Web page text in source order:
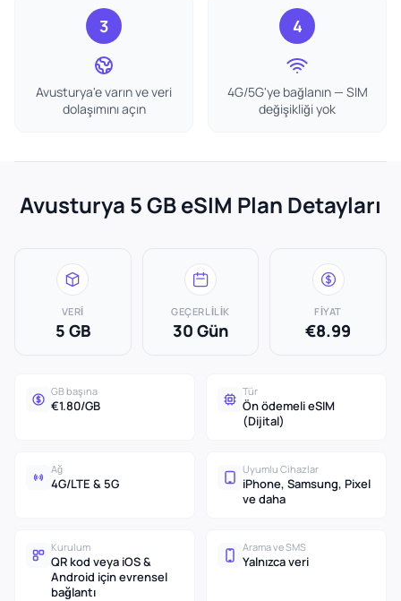
3
Avusturya'e varın ve veri
dolaşımını açın
4
4G/5G'ye bağlanın — SIM
değişikliği yok
Avusturya 5 GB eSIM Plan Detayları
VERI
5 GB
GEÇERLILIK
30 Gün
FIYAT
€8.99
GB başına
€1.80/GB
Tür
Ön ödemeli eSIM
(Dijital)
Ağ
4G/LTE & 5G
Uyumlu Cihazlar
iPhone, Samsung, Pixel
ve daha
Kurulum
QR kod veya iOS &
Android için evrensel
bağlantı
Arama ve SMS
Yalnızca veri